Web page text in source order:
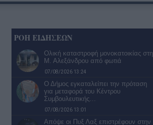
ΡΟΗ ΕΙΔΗΣΕΩΝ
Ολική καταστροφή μονοκατοικίας στη
Μ. Αλεξάνδρου από φωτιά
07/08/2026 13:24
Ο Δήμος εγκαταλείπει την πρόταση
για μεταφορά του Κέντρου
Συμβουλευτικής…
07/08/2026 13:01
Απόψε οι Πυξ Λαξ επιστρέφουν στην